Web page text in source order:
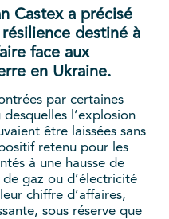
Castex a précisé
destiné à
face aux
en Ukraine.
par certaines
l’explosion
être laissées sans
retenu pour les
à une hausse de
gaz ou d’électricité
chiffre d’affaires,
sous réserve que